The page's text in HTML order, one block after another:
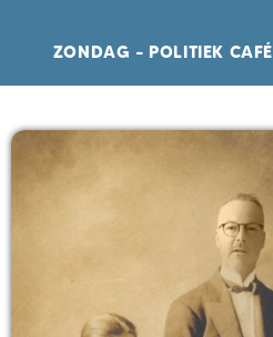
ZONDAG – POLITIEK CAFÉ